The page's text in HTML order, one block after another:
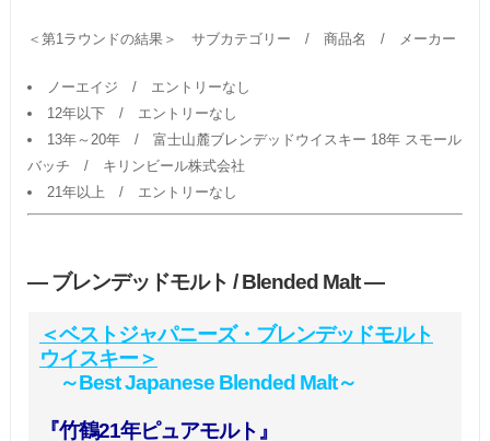
＜第1ラウンドの結果＞ サブカテゴリー / 商品名 / メーカー
ノーエイジ / エントリーなし
12年以下 / エントリーなし
13年～20年 / 富士山麓ブレンデッドウイスキー 18年 スモール
バッチ / キリンビール株式会社
21年以上 / エントリーなし
― ブレンデッドモルト / Blended Malt ―
＜ベストジャパニーズ・ブレンデッドモルト
ウイスキー＞
～Best Japanese Blended Malt～
『竹鶴21年ピュアモルト』